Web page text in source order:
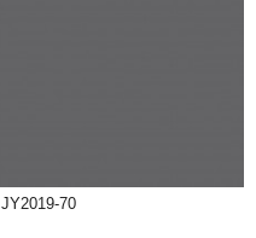
JY2019-70